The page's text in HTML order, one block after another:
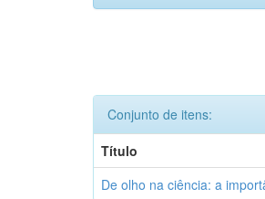
Conjunto de itens:
Título
De olho na ciência: a